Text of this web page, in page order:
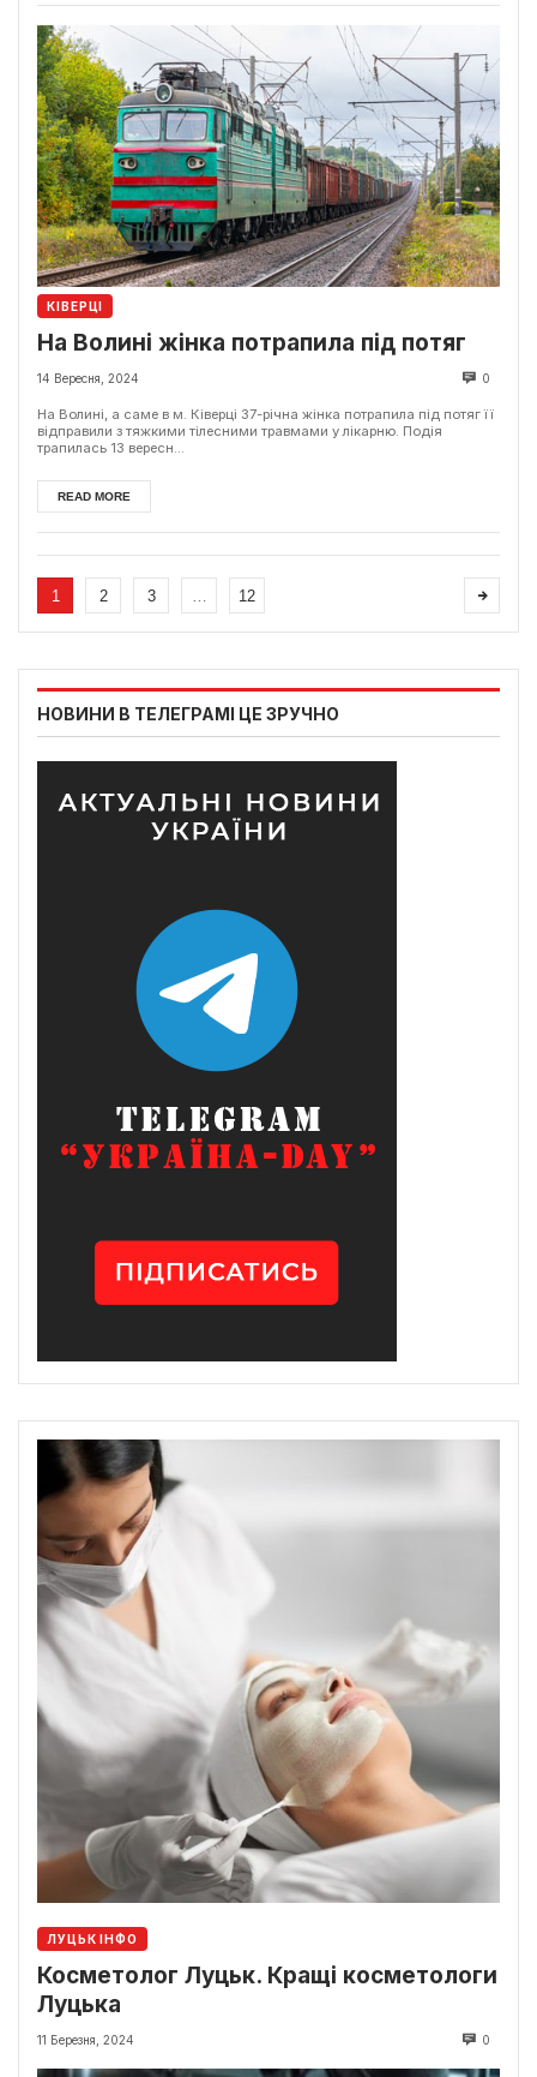
КІВЕРЦІ
На Волині жінка потрапила під потяг
14 Вересня, 2024 0
На Волині, а саме в м. Ківерці 37-річна жінка потрапила під потяг її
відправили з тяжкими тілесними травмами у лікарню. Подія
трапилась 13 вересн...
READ MORE
1 2 3 … 12
НОВИНИ В ТЕЛЕГРАМІ ЦЕ ЗРУЧНО
ЛУЦЬК ІНФО
Косметолог Луцьк. Кращі косметологи
Луцька
11 Березня, 2024 0